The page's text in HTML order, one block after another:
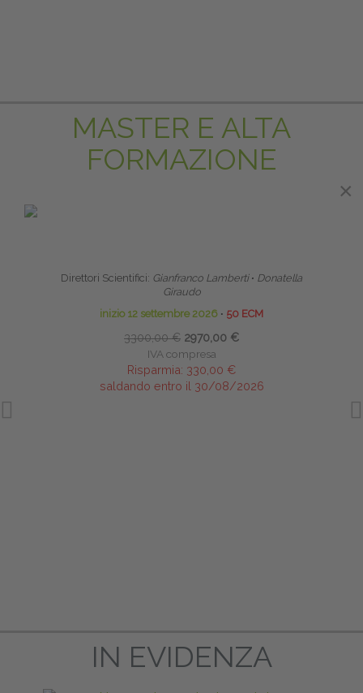
MASTER E ALTA
FORMAZIONE
Direttori Scientifici: Gianfranco Lamberti ∙ Donatella
Giraudo
inizio 12 settembre 2026 ∙ 50 ECM
3300,00 € 2970,00 €
IVA compresa
Risparmia: 330,00 €
saldando entro il 30/08/2026
IN EVIDENZA
×
×